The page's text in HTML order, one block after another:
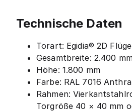
Technische Daten
Torart: Egidia® 2D
Gesamtbreite: 2.400
Höhe: 1.800 mm
Farbe: RAL 7016
Rahmen:
Torgröße 40 × 40 mm